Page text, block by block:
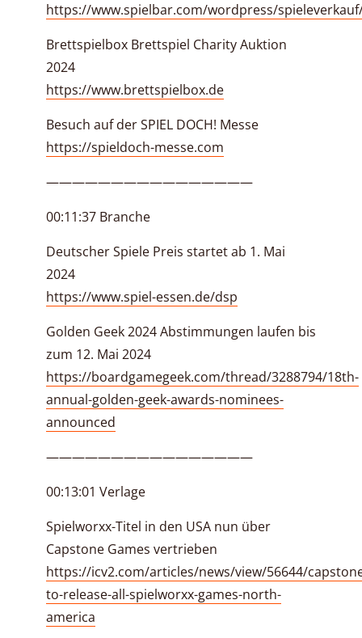
https://www.spielbar.com/wordpress/
Brettspielbox Brettspiel Charity Auktion
2024
https://www.brettspielbox.de
Besuch auf der SPIEL DOCH! Messe
https://spieldoch-messe.com
————————————————
00:11:37 Branche
Deutscher Spiele Preis startet ab 1. Mai
2024
https://www.spiel-essen.de/dsp
Golden Geek 2024 Abstimmungen laufen bis
zum 12. Mai 2024
https://boardgamegeek.com/thread/3288794/18th-
annual-golden-geek-awards-nominees-
announced
————————————————
00:13:01 Verlage
Spielworxx-Titel in den USA nun über
Capstone Games vertrieben
https://icv2.com/articles/news/view/56644/
to-release-all-spielworxx-games-north-
america